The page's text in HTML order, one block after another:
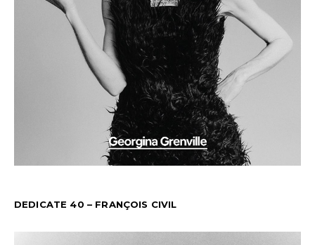
DEDICATE 40 – FRANÇOIS CIVIL